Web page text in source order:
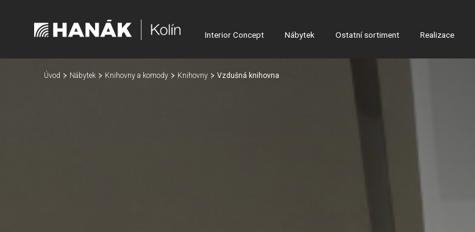
Interior Concept Nábytek Ostatní sortiment Realizace
Úvod Nábytek Knihovny a komody Knihovny Vzdušná knihovna